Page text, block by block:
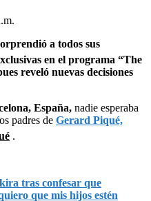
a todos sus
en el programa “The
reveló nuevas decisiones
España, nadie esperaba
padres de Gerard Piqué,
.